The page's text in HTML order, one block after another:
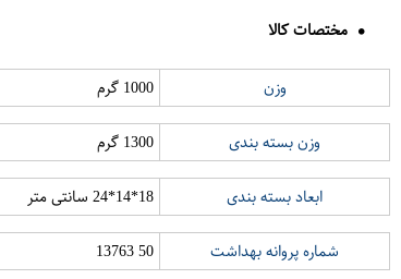
مختصات کالا
وزن 1000 گرم
وزن بسته بندی 1300 گرم
ابعاد بسته بندی 18*14*24 سانتی متر
شماره پروانه بهداشت 50 13763